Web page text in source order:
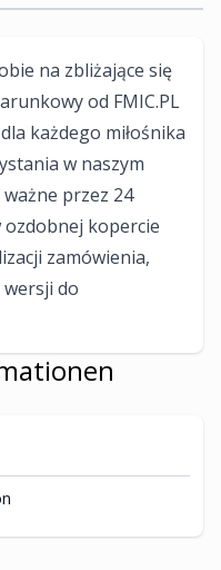
na zbliżające się
od FMIC.PL
każdego miłośnika
w naszym
przez 24
ozdobnej kopercie
zamówienia,
wersji do